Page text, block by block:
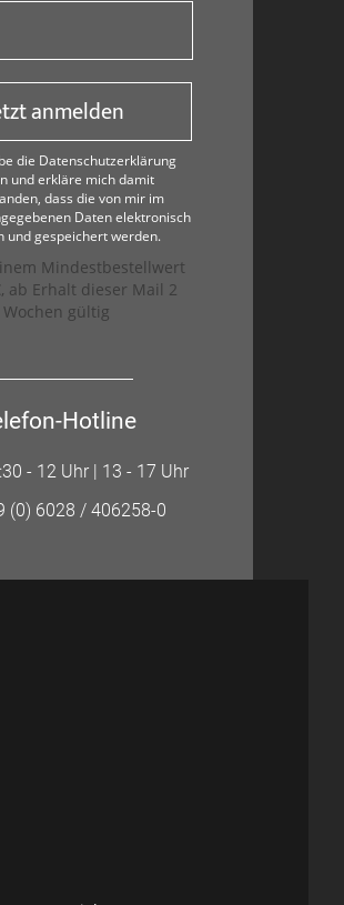
anmelden
die Datenschutzerklärung
und erkläre mich damit
dass die von mir im
Daten elektronisch
und gespeichert werden.
Mindestbestellwert
ab Erhalt dieser Mail 2
Wochen gültig
Hotline
- 12 Uhr | 13 - 17 Uhr
(0) 6028 / 406258-0